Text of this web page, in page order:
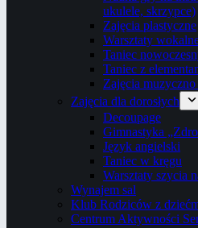
ukulele, skrzypce)
Zajęcia plastyczne
Warsztaty
Taniec
Taniec z
Zajęcia
Zajęcia dla dorosłych
Decoupage
Gimnastyka
Język angielski
Taniec w kręgu
Warsztaty szycia
Wynajem sal
Klub Rodziców z
Centrum Aktywności